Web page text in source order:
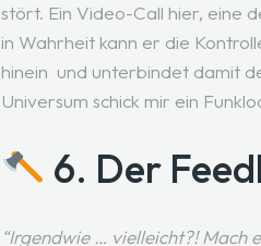
stört. Ein Video-Call hier, eine
in Wahrheit kann er die
hinein und unterbindet damit
Universum schick mir ein
6. Der
“Irgendwie … vielleicht?! Mach